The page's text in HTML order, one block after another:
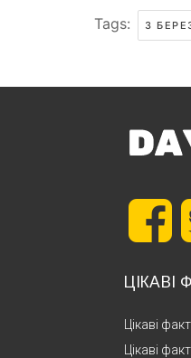
Tags: 3
ЦІКАВІ
Цікаві
Цікаві